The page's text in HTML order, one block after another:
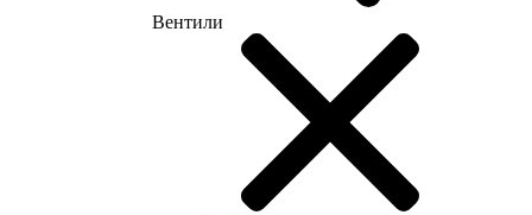
Вентили